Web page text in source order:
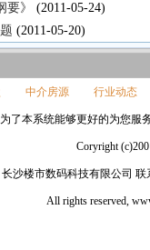
》
(2011-05-24)
(2011-05-20)
中介房源 行业动态
为了本系统能够更好的为您服
Coryright
沙楼市数码科技有限公司 联
All rights reserved,